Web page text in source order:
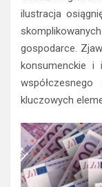
ilustracja
gospodarce.
konsumenckie i
kluczowych